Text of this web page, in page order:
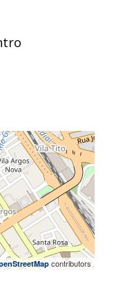
contributors